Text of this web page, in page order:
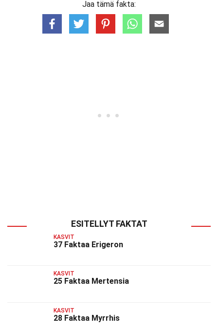
Jaa tämä fakta:
ESITELLYT FAKTAT
KASVIT
37 Faktaa Erigeron
KASVIT
25 Faktaa Mertensia
KASVIT
28 Faktaa Myrrhis